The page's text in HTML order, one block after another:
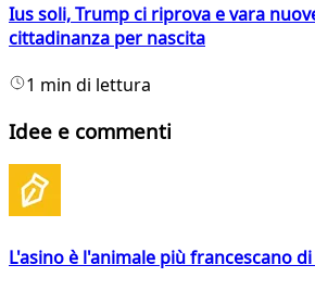
Ius soli, Trump ci riprova e vara
cittadinanza per nascita
1 min di lettura
Idee e commenti
L'asino è l'animale più francescano